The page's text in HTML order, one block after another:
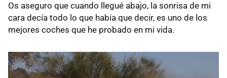
Os aseguro que cuando llegué abajo, la sonrisa de mi
cara decía todo lo que había que decir, es uno de los
mejores coches que he probado en mi vida.